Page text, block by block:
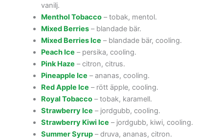
vanilj.
Menthol Tobacco– tobak, mentol.
Mixed Berries– blandade bär.
Mixed Berries Ice – blandade bär, cooling.
Peach Ice – persika, cooling.
Pink Haze – citron, citrus.
Pineapple Ice – ananas, cooling.
Red Apple Ice – rött äpple, cooling.
Royal Tobacco– tobak, karamell.
Strawberry Ice – jordgubb, cooling.
Strawberry Kiwi Ice – jordgubb, kiwi, cooling.
Summer Syrup– druva, ananas, citron.